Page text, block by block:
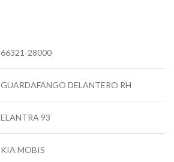
66321-28000
GUARDAFANGO DELANTERO RH
ELANTRA 93
KIA MOBIS